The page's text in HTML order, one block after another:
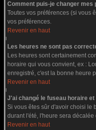
Comment puis-je changer mes
Toutes vos préférences (si vous
vos préférences.
Revenir en haut
Les heures ne sont pas
Les heures sont certainement
horaire qui vous convient, ex :
enregistré, c'est la bonne heure
Revenir en haut
J'ai changé le fuseau horaire
Si vous êtes sûr d'avoir choisi le
durant l'été, l'heure sera
Revenir en haut